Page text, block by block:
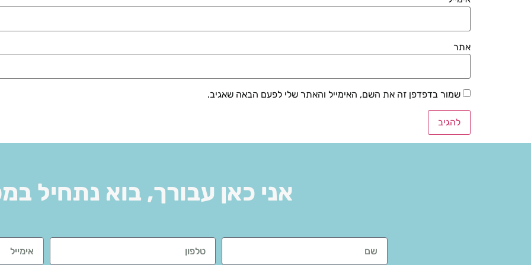
אתר
שמור בדפדפן זה את השם, האימייל והאתר שלי לפעם הבאה שאגיב.
אני כאן עבורך, בוא נתחיל